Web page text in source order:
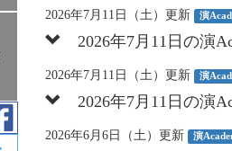
2026年7月11日（土）更新 演
2026年7月11日の演
2026年7月11日（土）更新 演
2026年7月11日の演
2026年6月6日（土）更新 演